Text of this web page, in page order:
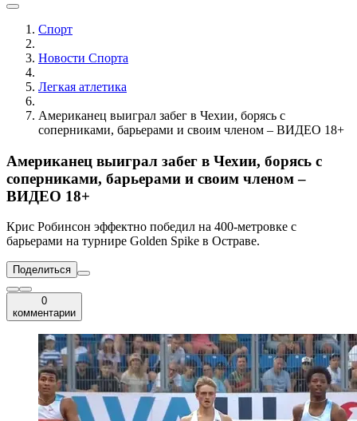
Спорт
Новости Cпорта
Легкая атлетика
Американец выиграл забег в Чехии, борясь с
соперниками, барьерами и своим членом – ВИДЕО 18+
Американец выиграл забег в Чехии, борясь с
соперниками, барьерами и своим членом –
ВИДЕО 18+
Крис Робинсон эффектно победил на 400-метровке с
барьерами на турнире Golden Spike в Остраве.
Поделиться
0
комментарии